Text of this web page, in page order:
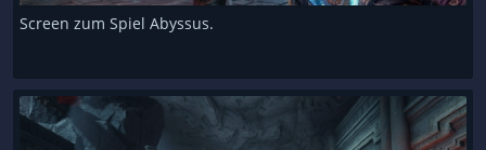
Screen zum Spiel Abyssus.